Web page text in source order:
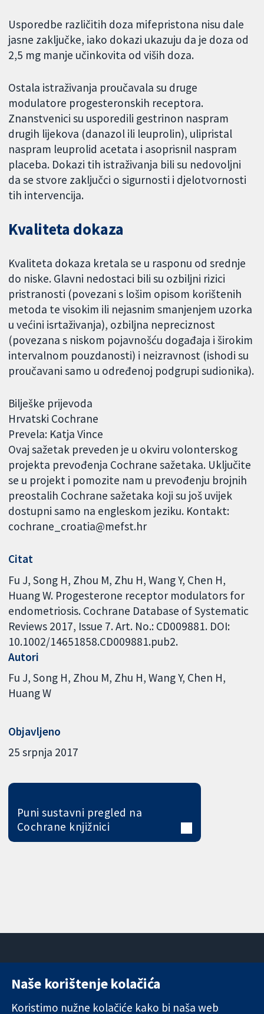
Usporedbe različitih doza mifepristona nisu dale
jasne zaključke, iako dokazi ukazuju da je doza od
2,5 mg manje učinkovita od viših doza.
Ostala istraživanja proučavala su druge
modulatore progesteronskih receptora.
Znanstvenici su usporedili gestrinon naspram
drugih lijekova (danazol ili leuprolin), ulipristal
naspram leuprolid acetata i asoprisnil naspram
placeba. Dokazi tih istraživanja bili su nedovoljni
da se stvore zaključci o sigurnosti i djelotvornosti
tih intervencija.
Kvaliteta dokaza
Kvaliteta dokaza kretala se u rasponu od srednje
do niske. Glavni nedostaci bili su ozbiljni rizici
pristranosti (povezani s lošim opisom korištenih
metoda te visokim ili nejasnim smanjenjem uzorka
u većini isrtaživanja), ozbiljna nepreciznost
(povezana s niskom pojavnošću događaja i širokim
intervalnom pouzdanosti) i neizravnost (ishodi su
proučavani samo u određenoj podgrupi sudionika).
Bilješke prijevoda
Hrvatski Cochrane
Prevela: Katja Vince
Ovaj sažetak preveden je u okviru volonterskog
projekta prevođenja Cochrane sažetaka. Uključite
se u projekt i pomozite nam u prevođenju brojnih
preostalih Cochrane sažetaka koji su još uvijek
dostupni samo na engleskom jeziku. Kontakt:
cochrane_croatia@mefst.hr
Citat
Fu J, Song H, Zhou M, Zhu H, Wang Y, Chen H,
Huang W. Progesterone receptor modulators for
endometriosis. Cochrane Database of Systematic
Reviews 2017, Issue 7. Art. No.: CD009881. DOI:
10.1002/14651858.CD009881.pub2.
Autori
Fu J Song H Zhou M Zhu H Wang Y Chen H
Huang W
Objavljeno
25 srpnja 2017
Puni sustavni pregled na
Cochrane knjižnici
Pouzdani dokazi.
11-13 Cavendish
London
Novosti
Naše korištenje kolačića
Koristimo nužne kolačiće kako bi naša web